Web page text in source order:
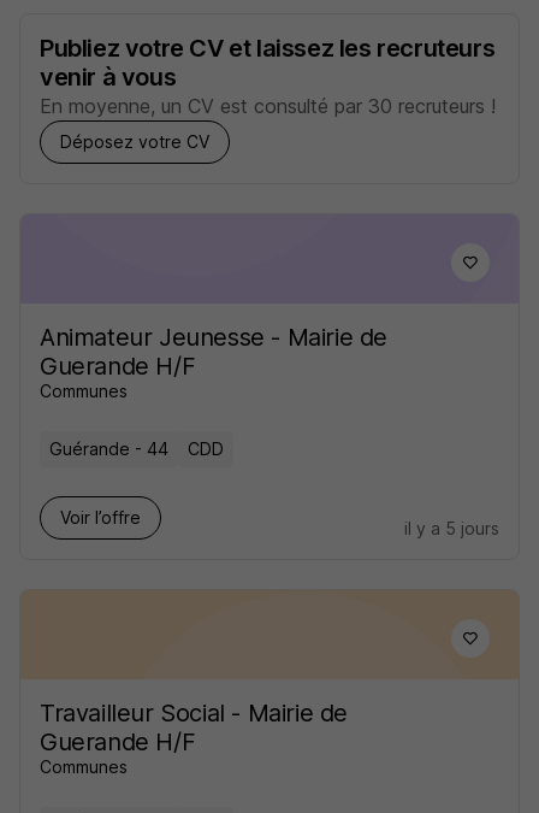
Publiez votre CV et laissez les recruteurs
venir à vous
En moyenne, un CV est consulté par 30 recruteurs !
Déposez votre CV
Animateur Jeunesse - Mairie de
Guerande H/F
Communes
Guérande - 44 CDD
Voir l’offre
il y a 5 jours
Travailleur Social - Mairie de
Guerande H/F
Communes